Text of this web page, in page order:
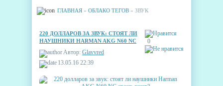
ГЛАВНАЯ » ОБЛАКО ТЕГОВ » ЗВУК
0
220 ДОЛЛАРОВ ЗА ЗВУК: СТОЯТ ЛИ
НАУШНИКИ HARMAN AKG N60 NC
Автор: Glavvred
13.05.16 22:39